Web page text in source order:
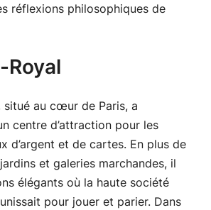
réflexions philosophiques de
Royal
situé au cœur de Paris, a
centre d’attraction pour les
d’argent et de cartes. En plus de
et galeries marchandes, il
élégants où la haute société
pour jouer et parier. Dans